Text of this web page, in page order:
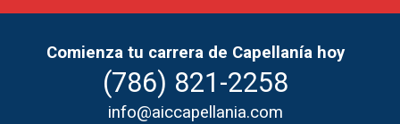
Comienza tu carrera de Capellanía hoy
(786) 821-2258
info@aiccapellania.com